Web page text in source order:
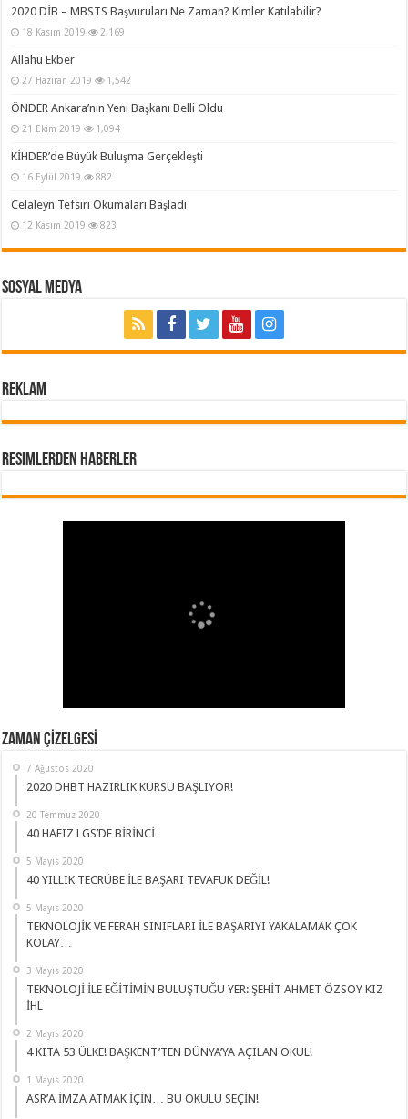
2020 DİB – MBSTS Başvuruları Ne Zaman? Kimler Katılabilir?
18 Kasım 2019 2,169
Allahu Ekber
27 Haziran 2019 1,542
ÖNDER Ankara’nın Yeni Başkanı Belli Oldu
21 Ekim 2019 1,094
KİHDER’de Büyük Buluşma Gerçekleşti
16 Eylül 2019 882
Celaleyn Tefsiri Okumaları Başladı
12 Kasım 2019 823
Sosyal Medya
REKLAM
Resimlerden Haberler
ZAMAN ÇİZELGESİ
7 Ağustos 2020
2020 DHBT HAZIRLIK KURSU BAŞLIYOR!
20 Temmuz 2020
40 HAFIZ LGS’DE BİRİNCİ
5 Mayıs 2020
40 YILLIK TECRÜBE İLE BAŞARI TEVAFUK DEĞİL!
5 Mayıs 2020
TEKNOLOJİK VE FERAH SINIFLARI İLE BAŞARIYI YAKALAMAK ÇOK
KOLAY…
3 Mayıs 2020
TEKNOLOJİ İLE EĞİTİMİN BULUŞTUĞU YER: ŞEHİT AHMET ÖZSOY KIZ
İHL
2 Mayıs 2020
4 KITA 53 ÜLKE! BAŞKENT’TEN DÜNYA’YA AÇILAN OKUL!
1 Mayıs 2020
ASR’A İMZA ATMAK İÇİN… BU OKULU SEÇİN!